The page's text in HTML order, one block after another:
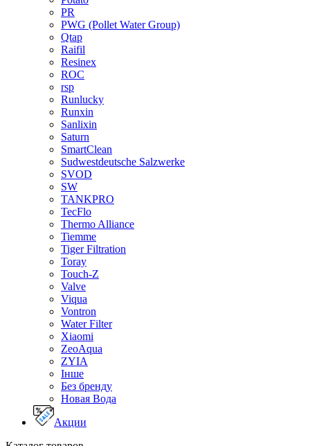
PR
PWG (Pollet Water Group)
Qtap
Raifil
Resinex
ROC
rsp
Runlucky
Runxin
Sanlixin
Saturn
SmartClean
Sudwestdeutsche Salzwerke
SVOD
SW
TANKPRO
TecFlo
Thermo Alliance
Tiemme
Tiger Filtration
Toray
Touch-Z
Valve
Viqua
Vontron
Water Filter
Xiaomi
ZeoAqua
ZYIA
Інше
Без бренду
Новая Вода
Акции